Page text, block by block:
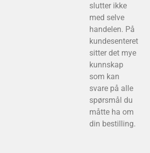
slutter ikke
med selve
handelen. På
kundesenteret
sitter det mye
kunnskap
som kan
svare på alle
spørsmål du
måtte ha om
din bestilling.